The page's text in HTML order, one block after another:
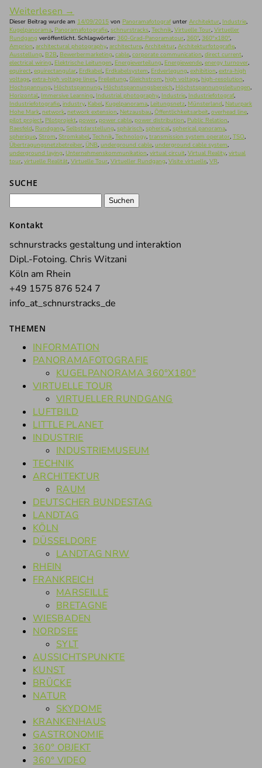
Weiterlesen →
Dieser Beitrag wurde am 14/09/2015 von Panoramafotografunter Architektur, Industrie,
Kugelpanorama, Panoramafotografie, schnurstracks, Technik, Virtuelle Tour, Virtueller
Rundgang veröffentlicht. Schlagwörter: 360-Grad-Panoramatour, 360°, 360°x180°,
Amprion, architectural photography, architecture, Architektur, Architekturfotografie,
Ausstellung, B2B, Bewerbermarketing, cable, corporate communication, direct current,
electrical wiring, Elektrische Leitungen, Energieverteilung, Energiewende, energy turnover,
equirect, equirectangular, Erdkabel, Erdkabelsystem, Erdverlegung, exhibition, extra-high
voltage, extra-high voltage lines, Freileitung, Gleichstrom, high voltage, high-resolution,
Hochspannung, Höchstspannung, Höchstspannungsbereich, Höchstspannungsleitungen,
Horizontal, Immersive Learning, Industrial photography, Industrie, Industriefotograf,
Industriefotografie, industry, Kabel, Kugelpanorama, Leitungsnetz, Münsterland, Naturpark
Hohe Mark, network, network extension, Netzausbau, Öffentlichkeitsarbeit, overhead line,
pilot project, Pilotprojekt, power, power cable, power distribution, Public Relation,
Raesfeld, Rundgang, Selbstdarstellung, sphärisch, spherical, spherical panorama,
spherique, Strom, Stromkabel, Technik, Technology, transmission system operator, TSO,
Übertragungsnetzbetreiber, ÜNB, underground cable, underground cable system,
underground laying, Unternehmenskommunikation, virtual circuit, Virtual Reality, virtual
tour, virtuelle Realität, Virtuelle Tour, Virtueller Rundgang, Visite virtuelle, VR.
SUCHE
Kontakt
schnurstracks gestaltung und interaktion
Dipl.-Fotoing. Chris Witzani
Köln am Rhein
+49 1575 876 524 7
info_at_schnurstracks_de
THEMEN
INFORMATION
PANORAMAFOTOGRAFIE
KUGELPANORAMA 360°X180°
VIRTUELLE TOUR
VIRTUELLER RUNDGANG
LUFTBILD
LITTLE PLANET
INDUSTRIE
INDUSTRIEMUSEUM
TECHNIK
ARCHITEKTUR
RAUM
DEUTSCHER BUNDESTAG
LANDTAG
KÖLN
DÜSSELDORF
LANDTAG NRW
RHEIN
FRANKREICH
MARSEILLE
BRETAGNE
WIESBADEN
NORDSEE
SYLT
AUSSICHTSPUNKTE
KUNST
BRÜCKE
NATUR
SKYDOME
KRANKENHAUS
GASTRONOMIE
360° OBJEKT
360° VIDEO